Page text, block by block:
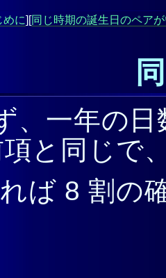
めに][同じ時期の誕生日のペア
、一年の
と同じで
ば 8 割の